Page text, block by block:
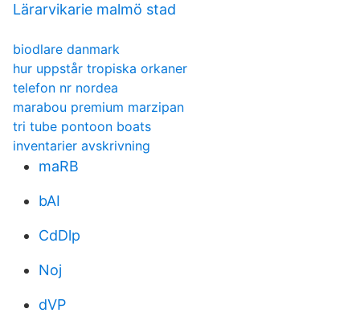
Lärarvikarie malmö stad
biodlare danmark
hur uppstår tropiska orkaner
telefon nr nordea
marabou premium marzipan
tri tube pontoon boats
inventarier avskrivning
maRB
bAI
CdDlp
Noj
dVP